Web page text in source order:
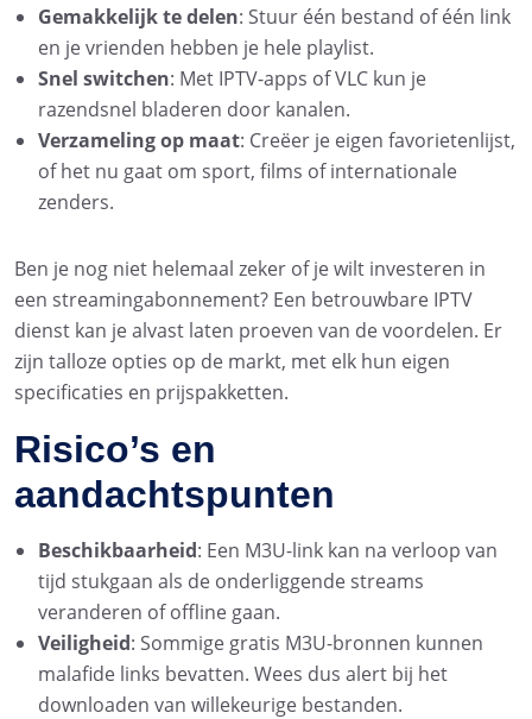
Gemakkelijk te delen: Stuur één bestand of één link
en je vrienden hebben je hele playlist.
Snel switchen: Met IPTV-apps of VLC kun je
razendsnel bladeren door kanalen.
Verzameling op maat: Creëer je eigen favorietenlijst,
of het nu gaat om sport, films of internationale
zenders.
Ben je nog niet helemaal zeker of je wilt investeren in
een streamingabonnement? Een betrouwbare IPTV
dienst kan je alvast laten proeven van de voordelen. Er
zijn talloze opties op de markt, met elk hun eigen
specificaties en prijspakketten.
Risico’s en
aandachtspunten
Beschikbaarheid: Een M3U-link kan na verloop van
tijd stukgaan als de onderliggende streams
veranderen of offline gaan.
Veiligheid: Sommige gratis M3U-bronnen kunnen
malafide links bevatten. Wees dus alert bij het
downloaden van willekeurige bestanden.